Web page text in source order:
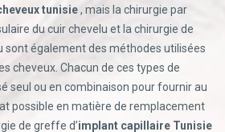
tunisie, mais la chirurgie par
du cuir chevelu et la chirurgie de
sont également des méthodes utilisées
cheveux. Chacun de ces types de
seul ou en combinaison pour fournir au
possible en matière de remplacement
de greffe d’implant capillaire Tunisie